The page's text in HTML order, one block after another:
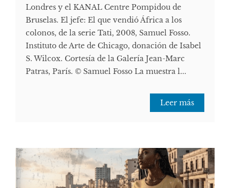
Londres y el KANAL Centre Pompidou de
Bruselas. El jefe: El que vendió África a los
colonos, de la serie Tati, 2008, Samuel Fosso.
Instituto de Arte de Chicago, donación de Isabel
S. Wilcox. Cortesía de la Galería Jean-Marc
Patras, París. © Samuel Fosso La muestra l...
Leer más